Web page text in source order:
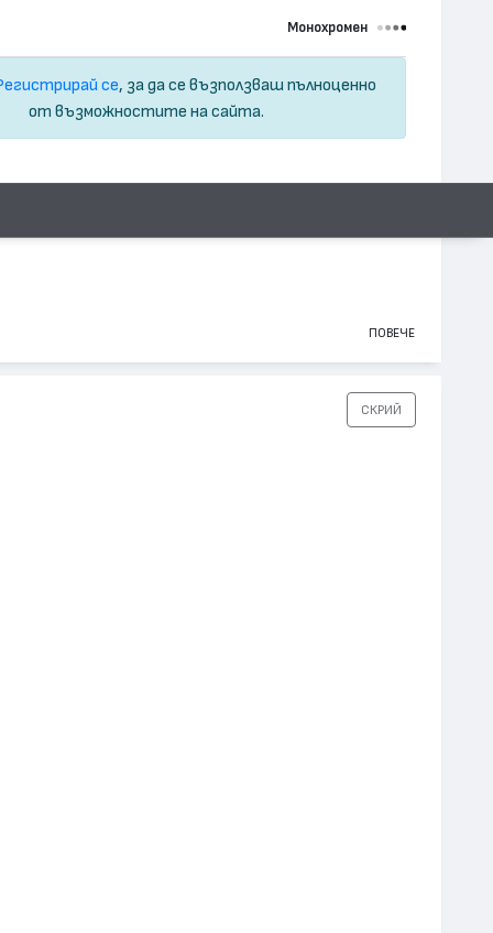
Монохромен
се, за да се възползваш пълноценно
от възможностите на сайта.
ПОВЕЧЕ
СКРИЙ